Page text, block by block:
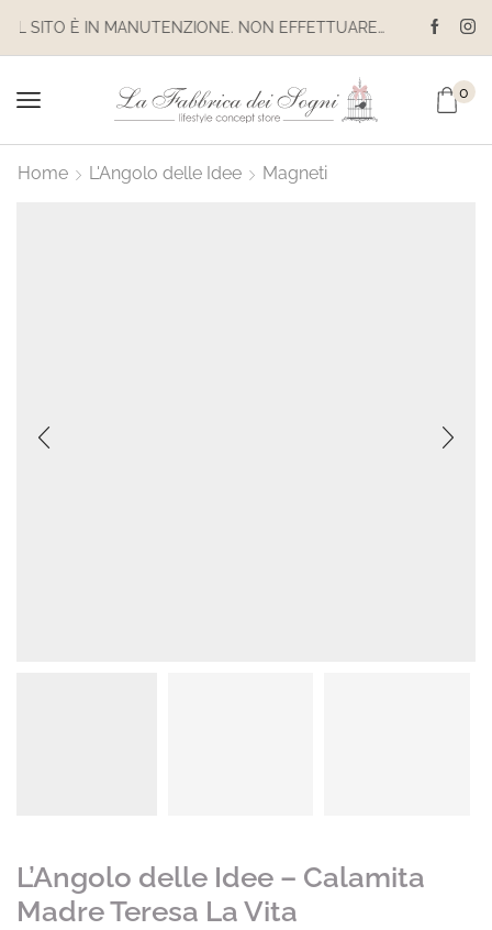
IL SITO È IN MANUTENZIONE. NON EFFETTUARE ACQUISTI. LE SPEDIZIONI SONO SOSPESE
0
Home L'Angolo delle Idee Magneti
L’Angolo delle Idee – Calamita
Madre Teresa La Vita